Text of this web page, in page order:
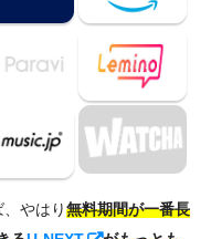
やはり無料期間が一番長